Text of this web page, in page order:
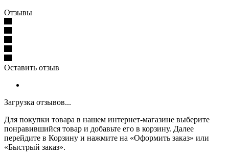
Отзывы
Оставить отзыв
Загрузка отзывов...
Для покупки товара в нашем интернет-магазине выберите
понравившийся товар и добавьте его в корзину. Далее
перейдите в Корзину и нажмите на «Оформить заказ» или
«Быстрый заказ».